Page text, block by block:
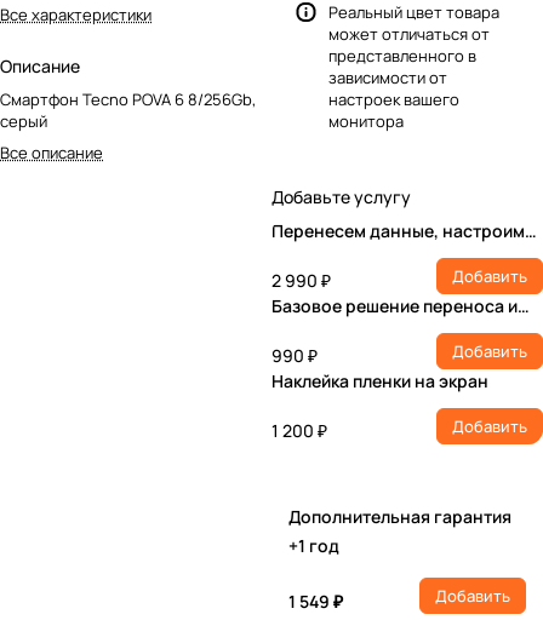
Все характеристики
Описание
Смартфон Tecno POVA 6 8/256Gb,
серый
Все описание
Реальный цвет товара
может отличаться от
представленного в
зависимости от
настроек вашего
монитора
Добавьте услугу
Перенесем данные, настроим
учетную запись, установим ПО
2 990 ₽
Добавить
Базовое решение переноса и
990 ₽
Добавить
Наклейка пленки на экран
1 200 ₽ Добавить
Дополнительная гарантия
+1 год
1 549 ₽ Добавить